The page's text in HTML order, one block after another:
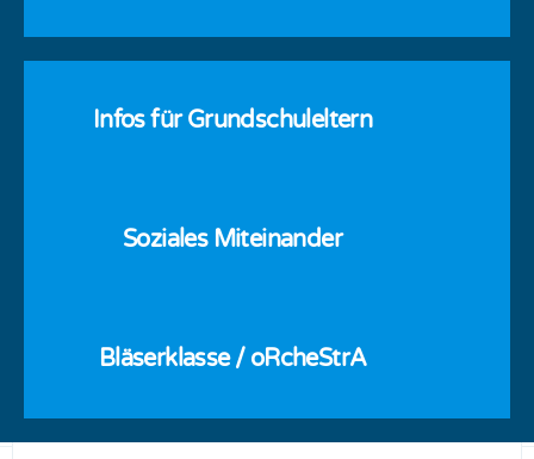
Infos für Grundschuleltern
Soziales Miteinander
Bläserklasse / oRcheStrA